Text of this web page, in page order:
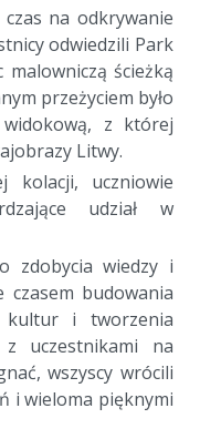
czas na odkrywanie
odwiedzili Park
ścieżką
przeżyciem było
z której
Litwy.
kolacji, uczniowie
udział w
zdobycia wiedzy i
czasem budowania
kultur i tworzenia
uczestnikami na
wszyscy wrócili
i wieloma pięknymi